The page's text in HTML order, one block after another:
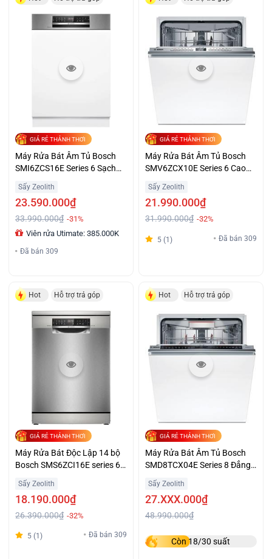
GIÁ RẺ THẢNH THƠI
Máy Rửa Bát Âm Tủ Bosch
SMI6ZCS16E Series 6 Sạch
Khô Giá Sốc
Sấy Zeolith
23.590.000₫
33.990.000₫ -31%
Viên rửa Utimate: 385.000K
Đã bán 309
GIÁ RẺ THẢNH THƠI
Máy Rửa Bát Âm Tủ Bosch
SMV6ZCX10E Series 6 Cao
Cấp Giá Tốt
Sấy Zeolith
21.990.000₫
31.990.000₫ -32%
5 (1) Đã bán 309
Hot Hỗ trợ trả góp
GIÁ RẺ THẢNH THƠI
Máy Rửa Bát Độc Lập 14 bộ
Bosch SMS6ZCI16E series 6
Sấy Zeolith
18.190.000₫
26.390.000₫ -32%
5 (1) Đã bán 309
Hot Hỗ trợ trả góp
GIÁ RẺ THẢNH THƠI
Máy Rửa Bát Âm Tủ Bosch
SMD8TCX04E Series 8 Đẳng
Sấy Zeolith
27.XXX.000₫
48.990.000₫
Còn 18/30 suất